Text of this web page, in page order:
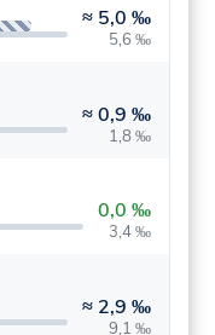
≈ 5,0 ‰
5,6 ‰
≈0,9 ‰
1,8 ‰
0,0 ‰
3,4 ‰
≈ 2,9 ‰
9,1 ‰